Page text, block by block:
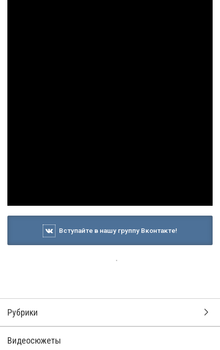
Вступайте в нашу группу Вконтакте!
Рубрики
Видеосюжеты